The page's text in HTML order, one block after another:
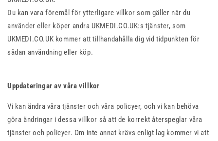
Du kan vara föremål för ytterligare villkor som gäller när du
använder eller köper andra UKMEDI.CO.UK:s tjänster, som
UKMEDI.CO.UK kommer att tillhandahålla dig vid tidpunkten för
sådan användning eller köp.
Uppdateringar av våra villkor
Vi kan ändra våra tjänster och våra policyer, och vi kan behöva
göra ändringar i dessa villkor så att de korrekt återspeglar våra
tjänster och policyer. Om inte annat krävs enligt lag kommer vi att